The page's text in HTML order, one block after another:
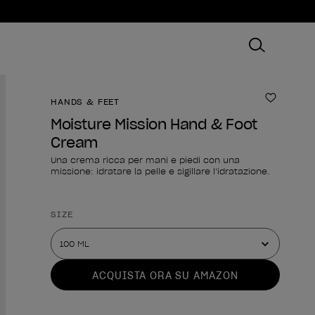
HANDS & FEET
Moisture Mission Hand & Foot
Cream
Una crema ricca per mani e piedi con una
missione: idratare la pelle e sigillare l’idratazione.
Forma del prodotto
SIZE
ACQUISTA ORA SU AMAZON